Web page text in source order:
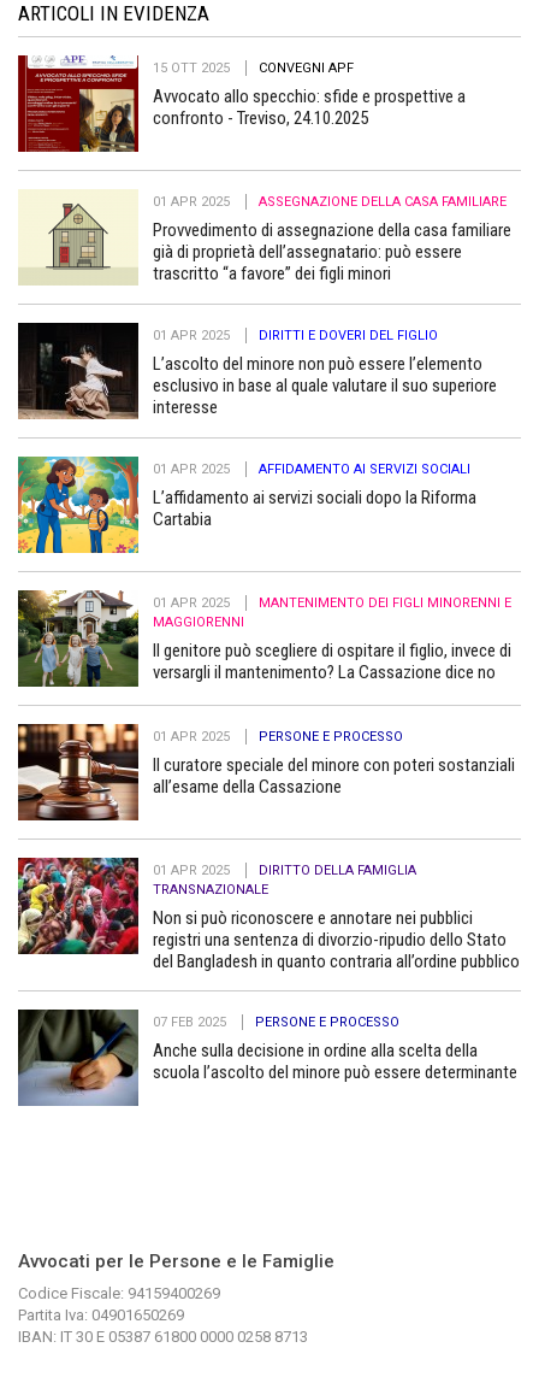
ARTICOLI IN EVIDENZA
15 OTT 2025 CONVEGNI APF
Avvocato allo specchio: sfide e prospettive a
confronto - Treviso, 24.10.2025
01 APR 2025 ASSEGNAZIONE DELLA CASA FAMILIARE
Provvedimento di assegnazione della casa familiare
già di proprietà dell’assegnatario: può essere
trascritto “a favore” dei figli minori
01 APR 2025 DIRITTI E DOVERI DEL FIGLIO
L’ascolto del minore non può essere l’elemento
esclusivo in base al quale valutare il suo superiore
interesse
01 APR 2025 AFFIDAMENTO AI SERVIZI SOCIALI
L’affidamento ai servizi sociali dopo la Riforma
Cartabia
01 APR 2025
MANTENIMENTO DEI FIGLI MINORENNI E
MAGGIORENNI
Il genitore può scegliere di ospitare il figlio, invece di
versargli il mantenimento? La Cassazione dice no
01 APR 2025 PERSONE E PROCESSO
Il curatore speciale del minore con poteri sostanziali
all’esame della Cassazione
01 APR 2025
DIRITTO DELLA FAMIGLIA
TRANSNAZIONALE
Non si può riconoscere e annotare nei pubblici
registri una sentenza di divorzio-ripudio dello Stato
del Bangladesh in quanto contraria all’ordine pubblico
07 FEB 2025 PERSONE E PROCESSO
Anche sulla decisione in ordine alla scelta della
scuola l’ascolto del minore può essere determinante
Avvocati per le Persone e le Famiglie
Codice Fiscale: 94159400269
Partita Iva: 04901650269
IBAN: IT 30 E 05387 61800 0000 0258 8713